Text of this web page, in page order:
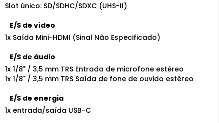
Slot único: SD/SDHC/SDXC (UHS-II)
E/S de vídeo
1x Saída Mini-HDMI (Sinal Não Especificado)
E/S de áudio
1x 1/8" / 3,5 mm TRS Entrada de microfone estéreo
1x 1/8" / 3,5 mm TRS Saída de fone de ouvido estéreo
E/S de energia
1x entrada/saída USB-C